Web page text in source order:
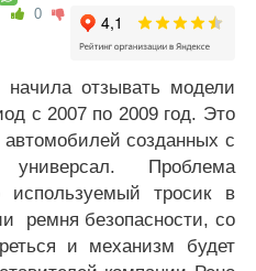
0
отзывать модели
с 2007 по 2009 год. Это
созданных с
Проблема
тросик в
ремня безопасности, со
и механизм будет